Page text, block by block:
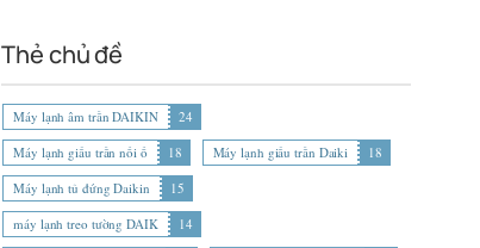
Thẻ chủ đề
Máy lạnh âm trần DAIKIN
24
Máy lạnh giấu trần nối ố
18 Máy lạnh giấu trần Daiki
18
Máy lạnh tủ đứng Daikin
15
máy lạnh treo tường DAIK
14